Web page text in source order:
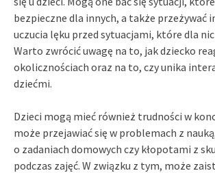
bezpieczne dla innych, a także przeżywać
uczucia lęku przed sytuacjami, które dla
Warto zwrócić uwagę na to, jak dziecko
okolicznościach oraz na to, czy unika
dziećmi.
Dzieci mogą mieć również trudności w
może przejawiać się w problemach z
o zadaniach domowych czy kłopotami z
podczas zajęć. W związku z tym, może